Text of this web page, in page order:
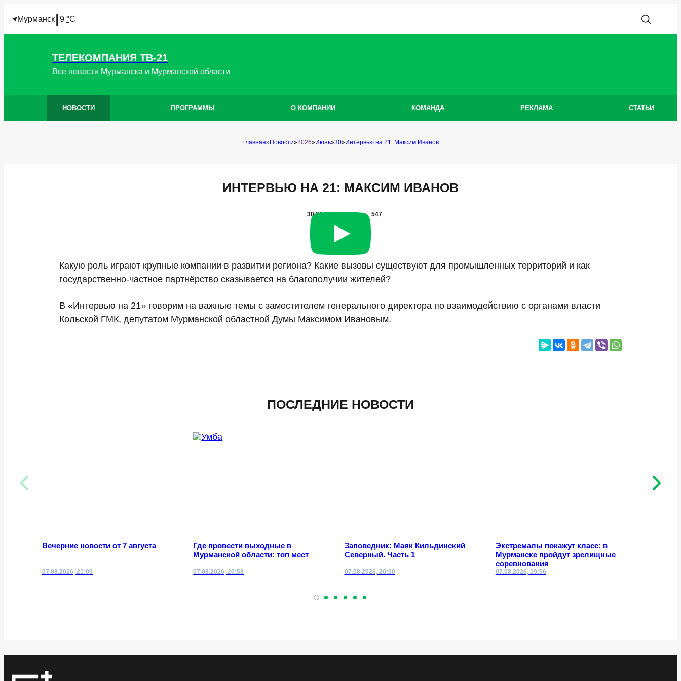
МурманскI9 °C
ТЕЛЕКОМПАНИЯ ТВ-21
Все новости Мурманска и Мурманской области
НОВОСТИ ПРОГРАММЫ О КОМПАНИИ КОМАНДА РЕКЛАМА СТАТЬИ
Главная Новости 2026 Июнь 30 Интервью на 21: Максим Иванов
ИНТЕРВЬЮ НА 21: МАКСИМ ИВАНОВ
30.06.2026, 20:00 547
Какую роль играют крупные компании в развитии региона? Какие вызовы существуют для промышленных территорий и как
государственно-частное партнёрство сказывается на благополучии жителей?
В «Интервью на 21» говорим на важные темы с заместителем генерального директора по взаимодействию с органами власти
Кольской ГМК, депутатом Мурманской областной Думы Максимом Ивановым.
ПОСЛЕДНИЕ НОВОСТИ
Вечерние новости от 7 августа
07.08.2026, 21:00
Где провести выходные в
Мурманской области: топ мест
07.08.2026, 20:58
Заповедник: Маяк Кильдинский
Северный. Часть 1
07.08.2026, 20:00
Экстремалы покажут класс: в
Мурманске пройдут зрелищные
соревнования
07.08.2026, 19:56